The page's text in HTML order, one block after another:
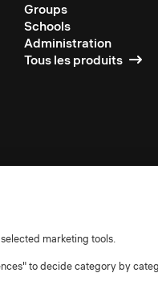
Groups
Schools
Administration
Tous les produits
marketing tools.
to decide category by